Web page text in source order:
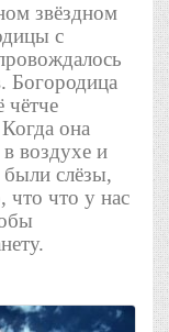
звёздном
с
Богородица
чётче
она
в воздухе и
были слёзы,
что что у нас